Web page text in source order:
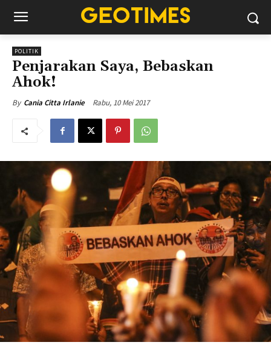
POLITIK
Penjarakan Saya, Bebaskan
Ahok!
By Cania Citta Irlanie Rabu, 10 Mei 2017